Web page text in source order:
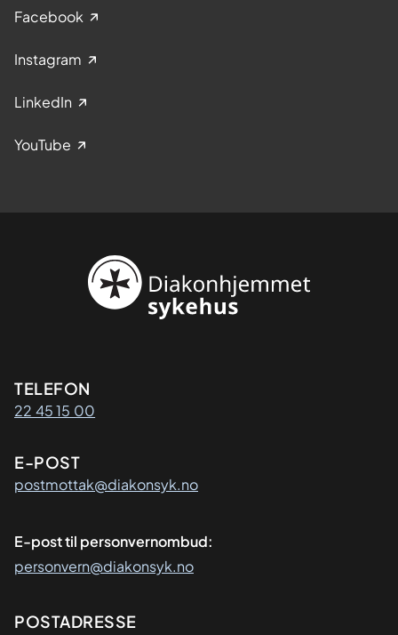
Facebook
Instagram
LinkedIn
YouTube
Kontaktinformasjon
TELEFON
22 45 15 00
E-POST
postmottak@diakonsyk.no
E-post til personvernombud:
personvern@diakonsyk.no
Adresse
POSTADRESSE